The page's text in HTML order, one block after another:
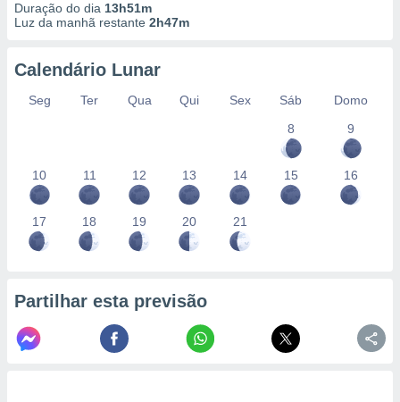
através
estudos
de
Duração do dia 13h51m
Luz da manhã restante 2h47m
Calendário Lunar
Seg Ter Qua Qui Sex Sáb
Domo
8
9
10 11 12 13 14 15 16
17 18 19 20 21
Partilhar esta previsão